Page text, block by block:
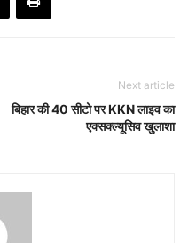
Next article
बिहार की 40 सीटो पर KKN लाइव का
एक्सक्ल्यूसिव खुलाशा